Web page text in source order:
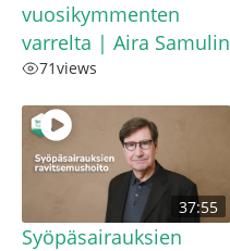
vuosikymmenten
varrelta | Aira Samulin
71views
37:55
Syöpäsairauksien